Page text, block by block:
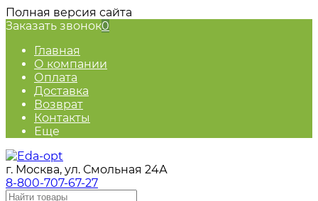
Полная версия сайта
Заказать звонок0
Главная
О компании
Оплата
Доставка
Возврат
Контакты
Еще
г. Москва, ул. Смольная 24А
8-800-707-67-27